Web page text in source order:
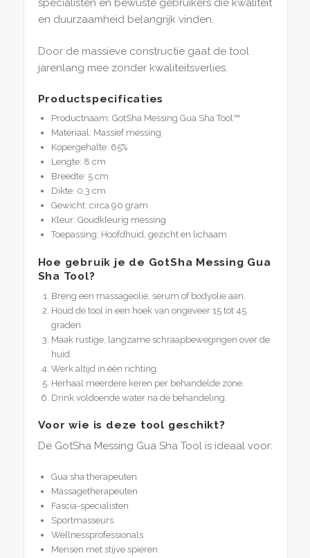
en duurzaamheid belangrijk vinden.
Door de massieve constructie gaat de tool
jarenlang mee zonder kwaliteitsverlies.
Productspecificaties
Productnaam: GotSha Messing Gua Sha Tool™
Materiaal: Massief messing
Kopergehalte: 65%
Lengte: 8 cm
Breedte: 5 cm
Dikte: 0,3 cm
Gewicht: circa 90 gram
Kleur: Goudkleurig messing
Toepassing: Hoofdhuid, gezicht en lichaam
Hoe gebruik je de GotSha Messing Gua
Sha Tool?
Breng een massageolie, serum of bodyolie aan.
Houd de tool in een hoek van ongeveer 15 tot 45
graden.
Maak rustige, langzame schraapbewegingen over de
huid.
Werk altijd in één richting.
Herhaal meerdere keren per behandelde zone.
Drink voldoende water na de behandeling.
Voor wie is deze tool geschikt?
De GotSha Messing Gua Sha Tool is ideaal voor:
Gua sha therapeuten
Massagetherapeuten
Fascia-specialisten
Sportmasseurs
Wellnessprofessionals
Mensen met stijve spieren